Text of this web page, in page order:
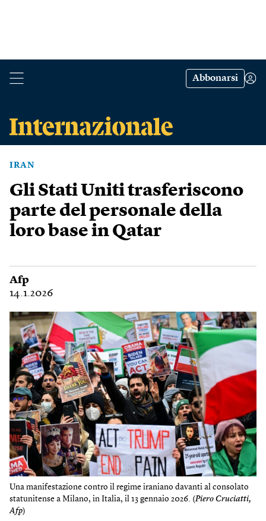
Abbonarsi
IRAN
Gli Stati Uniti trasferiscono
parte del personale della
loro base in Qatar
Afp
14.1.2026
Una manifestazione contro il regime iraniano davanti al consolato
statunitense a Milano, in Italia, il 13 gennaio 2026. (Piero Cruciatti,
Afp)